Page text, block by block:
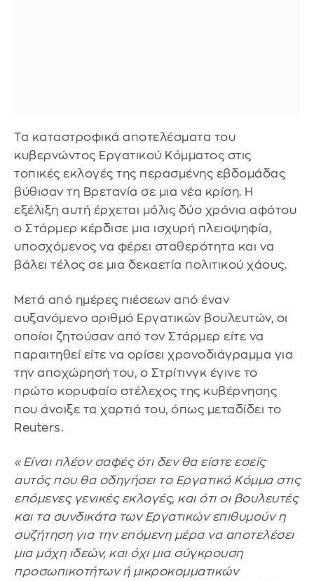
Τα καταστροφικά αποτελέσματα του
κυβερνώντος Εργατικού Κόμματος στις
τοπικές εκλογές της περασμένης εβδομάδας
βύθισαν τη Βρετανία σε μια νέα κρίση. Η
εξέλιξη αυτή έρχεται μόλις δύο χρόνια αφότου
ο Στάρμερ κέρδισε μια ισχυρή πλειοψηφία,
υποσχόμενος να φέρει σταθερότητα και να
βάλει τέλος σε μια δεκαετία πολιτικού χάους.
Μετά από ημέρες πιέσεων από έναν
αυξανόμενο αριθμό Εργατικών βουλευτών, οι
οποίοι ζητούσαν από τον Στάρμερ είτε να
παραιτηθεί είτε να ορίσει χρονοδιάγραμμα για
την αποχώρησή του, ο Στρίτινγκ έγινε το
πρώτο κορυφαίο στέλεχος της κυβέρνησης
που άνοιξε τα χαρτιά του, όπως μεταδίδει το
Reuters.
«Είναι πλέον σαφές ότι δεν θα είστε εσείς
αυτός που θα οδηγήσει το Εργατικό Κόμμα στις
επόμενες γενικές εκλογές, και ότι οι βουλευτές
και τα συνδικάτα των Εργατικών επιθυμούν η
συζήτηση για την επόμενη μέρα να αποτελέσει
μια μάχη ιδεών, και όχι μια σύγκρουση
προσωπικοτήτων ή μικροκομματικών